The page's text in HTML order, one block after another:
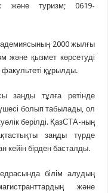
және туризм; 0619-
2000 жылғы
және қызмет көрсетуді
құрылды.
заңды тұлға ретінде
болып табылады, ол
берілді. ҚазСТА-ның
заңды түрде
кейін бірден басталды.
білім алудың
және